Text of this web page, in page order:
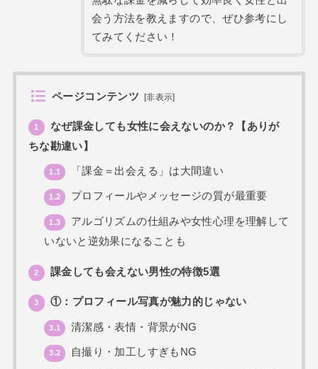
会う方法を教えますので、ぜひ参考にし
てみてください！
ページコンテンツ [非表示]
1
なぜ課金しても女性に会えないのか？【ありが
ちな勘違い】
1.1 「課金＝出会える」は大間違い
1.2 プロフィールやメッセージの質が最重要
1.3
アルゴリズムの仕組みや女性心理を理解して
いないと逆効果になることも
2 課金しても会えない男性の特徴5選
3 ①：プロフィール写真が魅力的じゃない
3.1 清潔感・表情・背景がNG
3.2 自撮り・加工しすぎもNG